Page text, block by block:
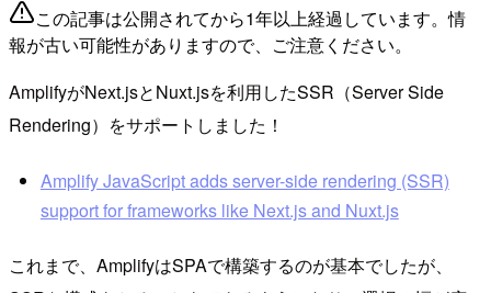
この記事は公開されてから1年以上経過しています。情
報が古い可能性がありますので、ご注意ください。
AmplifyがNext.jsとNuxt.jsを利用したSSR（Server Side
Rendering）をサポートしました！
Amplify JavaScript adds server-side rendering (SSR)
support for frameworks like Next.js and Nuxt.js
これまで、AmplifyはSPAで構築するのが基本でしたが、